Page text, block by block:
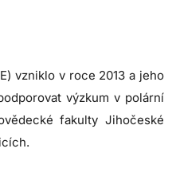
vzniklo v roce 2013 a jeho
výzkum v polární
fakulty Jihočeské